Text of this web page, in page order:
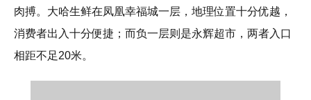
肉搏。大哈生鲜在凤凰幸福城一层，地理位置十分优越，
消费者出入十分便捷；而负一层则是永辉超市，两者入口
相距不足20米。